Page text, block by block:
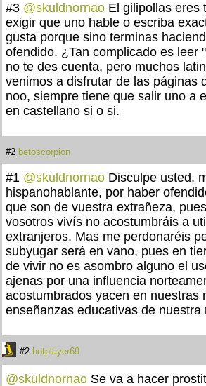
#3 @skuldnornao El gilipollas eres
exigir que uno hable o escriba
gusta porque sino terminas
ofendido. ¿Tan complicado es leer
no te des cuenta, pero muchos
venimos a disfrutar de las páginas
noo, siempre tiene que salir uno a
en castellano si o si.
#2 betoscorpion
#1 @skuldnornao Disculpe usted,
hispanohablante, por haber
que son de vuestra extrañeza,
vosotros vivís no acostumbráis a
extranjeros. Mas me perdonaréis
subyugar será en vano, pues en
de vivir no es asombro alguno el
ajenas por una influencia
acostumbrados yacen en nuestras
enseñanzas educativas de nuestra
#2 botplayer69
@skuldnornao Se va a hacer